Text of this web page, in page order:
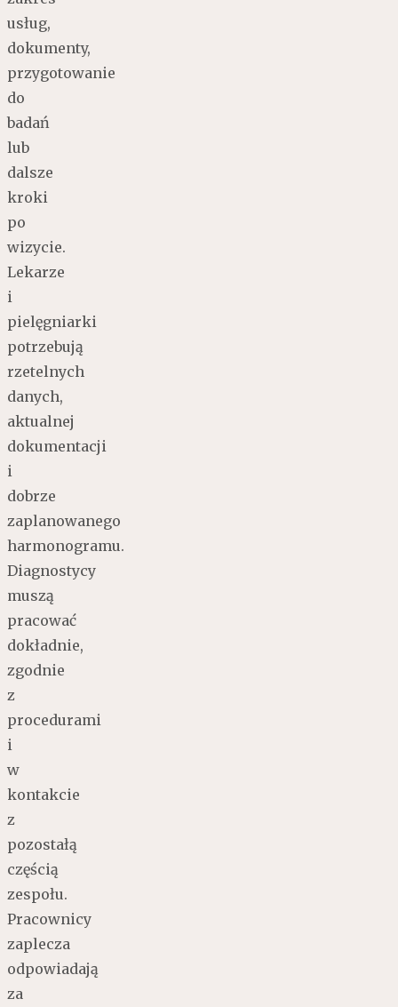
usług,
dokumenty,
przygotowanie
do
badań
lub
dalsze
kroki
po
wizycie.
Lekarze
i
pielęgniarki
potrzebują
rzetelnych
danych,
aktualnej
dokumentacji
i
dobrze
zaplanowanego
harmonogramu.
Diagnostycy
muszą
pracować
dokładnie,
zgodnie
z
procedurami
i
w
kontakcie
z
pozostałą
częścią
zespołu.
Pracownicy
zaplecza
odpowiadają
za